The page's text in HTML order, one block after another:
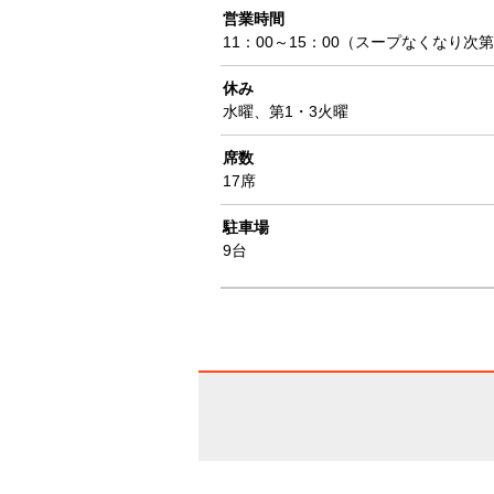
営業時間
11：00～15：00（スープなくなり次
休み
水曜、第1・3火曜
席数
17席
駐車場
9台